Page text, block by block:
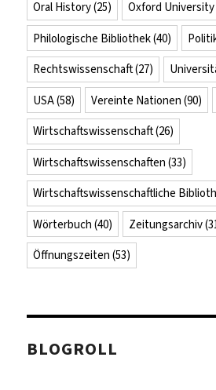
Oral History(25) Oxford
Philologische Bibliothek(40)
Rechtswissenschaft(27)
USA(58) Vereinte Nationen (90)
Wirtschaftswissenschaft(26)
Wirtschaftswissenschaften (33)
Wirtschaftswissenschaftliche
Wörterbuch (40) Zeitungsarchiv
Öffnungszeiten (53)
BLOGROLL